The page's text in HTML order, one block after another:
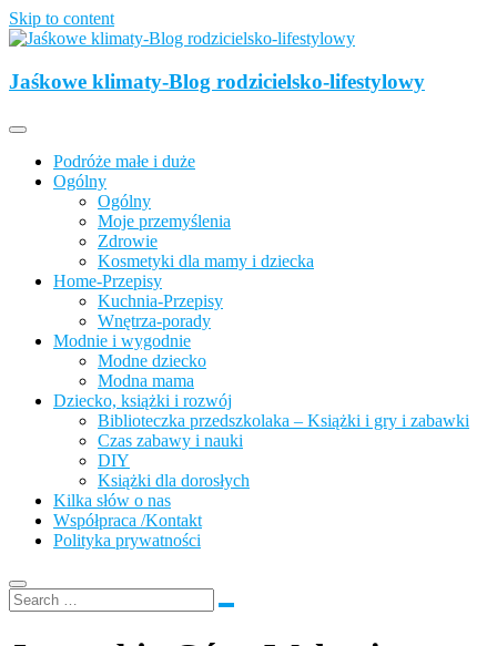
Skip to content
Jaśkowe klimaty-Blog rodzicielsko-
z dzieckiem, lubimy podróże, odkrywamy miejsca przyjazne
Jaśkowe klimaty-Blog rodzicielsko-lifestylowy
Podróże małe i duże
Ogólny
Ogólny
Moje przemyślenia
Zdrowie
Kosmetyki dla mamy i dziecka
Home-Przepisy
Kuchnia-Przepisy
Wnętrza-porady
Modnie i wygodnie
Modne dziecko
Modna mama
Dziecko, książki i rozwój
Biblioteczka przedszkolaka – Książki i gry i zabawki
Czas zabawy i nauki
DIY
Książki dla dorosłych
Kilka słów o nas
Współpraca /Kontakt
Polityka prywatności